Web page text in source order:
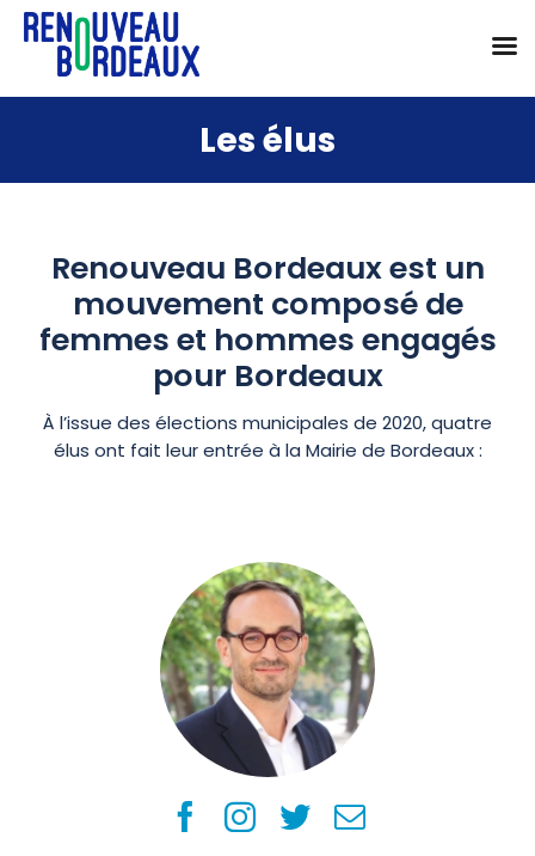
Les élus
Renouveau Bordeaux est un
mouvement composé de
femmes et hommes engagés
pour Bordeaux
À l’issue des élections municipales de 2020, quatre
élus ont fait leur entrée à la Mairie de Bordeaux :